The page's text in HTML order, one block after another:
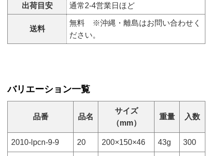
出荷目安 通常2-4営業日ほど
送料
無料 ※沖縄・離島はお問い合わせく
ださい。
バリエーション一覧
品番 品名
サイズ
（mm）
重量 入数
2010-lpcn-9-9 20 200×150×46 43g 300